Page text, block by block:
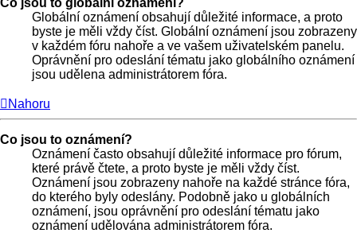
Globální oznámení obsahují důležité informace, a proto
byste je měli vždy číst. Globální oznámení jsou zobrazeny
v každém fóru nahoře a ve vašem uživatelském panelu.
Oprávnění pro odeslání tématu jako globálního oznámení
jsou udělena administrátorem fóra.
Nahoru
Co jsou to oznámení?
Oznámení často obsahují důležité informace pro fórum,
které právě čtete, a proto byste je měli vždy číst.
Oznámení jsou zobrazeny nahoře na každé stránce fóra,
do kterého byly odeslány. Podobně jako u globálních
oznámení, jsou oprávnění pro odeslání tématu jako
oznámení udělována administrátorem fóra.